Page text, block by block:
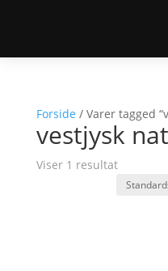
Forside / Varer tagged
vestjysk
Viser 1 resultat